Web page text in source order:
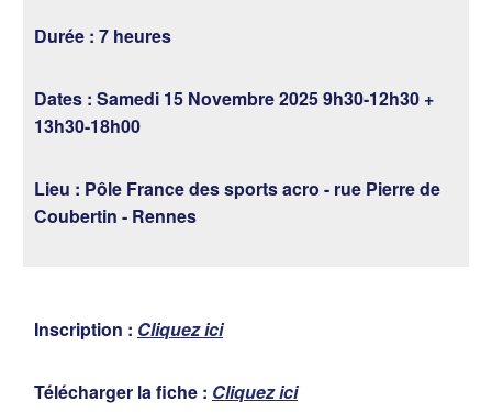
Durée : 7 heures
Dates : Samedi 15 Novembre 2025 9h30-12h30 +
13h30-18h00
Lieu : Pôle France des sports acro - rue Pierre de
Coubertin - Rennes
Inscription : Cliquez ici
Télécharger la fiche : Cliquez ici